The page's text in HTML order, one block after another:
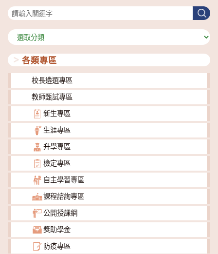
搜
尋
分
類
各類專區
校長遴選專區
教師甄試專區
新生專區
生涯專區
升學專區
檢定專區
自主學習專區
課程諮詢專區
公開授課網
獎助學金
防疫專區